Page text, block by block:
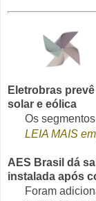
Eletrobras
solar e eólica
Os
LEIA MAIS
AES Brasil dá
instalada após
Foram